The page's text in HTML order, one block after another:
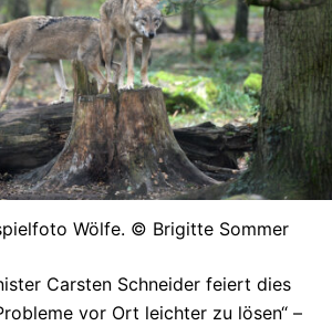
Wölfe. © Brigitte Sommer
Carsten Schneider feiert dies
vor Ort leichter zu lösen“ –